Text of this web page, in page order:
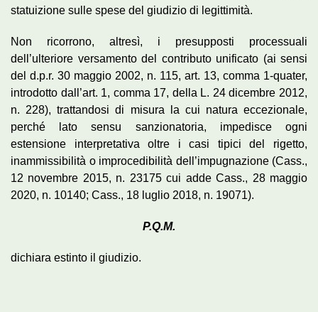
statuizione sulle spese del giudizio di legittimità.
Non ricorrono, altresì, i presupposti processuali
dell’ulteriore versamento del contributo unificato (ai sensi
del d.p.r. 30 maggio 2002, n. 115, art. 13, comma 1-quater,
introdotto dall’art. 1, comma 17, della L. 24 dicembre 2012,
n. 228), trattandosi di misura la cui natura eccezionale,
perché lato sensu sanzionatoria, impedisce ogni
estensione interpretativa oltre i casi tipici del rigetto,
inammissibilità o improcedibilità dell’impugnazione (Cass.,
12 novembre 2015, n. 23175 cui adde Cass., 28 maggio
2020, n. 10140; Cass., 18 luglio 2018, n. 19071).
P.Q.M.
dichiara estinto il giudizio.